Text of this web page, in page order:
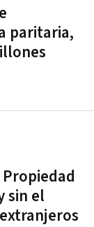
paritaria,
sin el